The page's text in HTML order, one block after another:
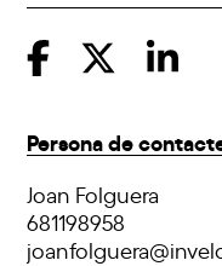
Persona de
Joan Folguera
681198958